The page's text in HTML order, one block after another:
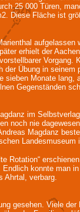
25 000 Türen,
Diese Fläche ist
erhielt der
der Übung in
Monate
Gegenständen
im
noch nie
Magdanz
Landesmuseum
Rotation“
konnte man
Ahrtal, verbarg.
gesehen. Viele